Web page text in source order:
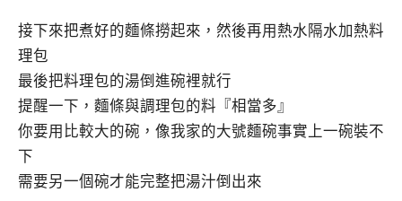
接下來把煮好的麵條撈起來，然後再用熱水隔水加熱料
理包
最後把料理包的湯倒進碗裡就行
提醒一下，麵條與調理包的料『相當多』
你要用比較大的碗，像我家的大號麵碗事實上一碗裝不
下
需要另一個碗才能完整把湯汁倒出來